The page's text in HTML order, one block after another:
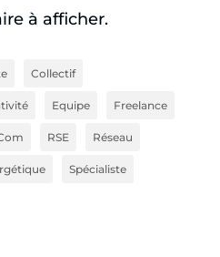
à afficher.
Collectif
Equipe Freelance
RSE Réseau
Spécialiste